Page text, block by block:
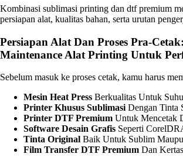
Kombinasi sublimasi printing dan dtf premium
persiapan alat, kualitas bahan, serta urutan
Persiapan Alat Dan Proses Pra-
Maintenance Alat Printing Untuk
Sebelum masuk ke proses cetak, kamu harus
Mesin Heat Press Berkualitas Untuk
Printer Khusus SublimasiDengan Tinta
Printer DTF Premium Untuk Mencetak
Software Desain Grafis Seperti
Tinta Original Baik Untuk Sublim
Film Transfer DTF Premium Dan